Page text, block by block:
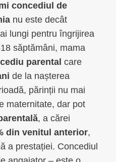
concediul de
nu este decât
lungi pentru îngrijirea
săptămâni, mama
parental care
de la nașterea
părinții nu mai
maternitate, dar pot
, a cărei
din venitul anterior,
a prestației. Concediul